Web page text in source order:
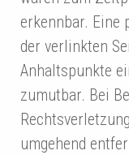
erkennbar. Eine
der verlinkten
Anhaltspunkte
zumutbar. Bei
umgehend